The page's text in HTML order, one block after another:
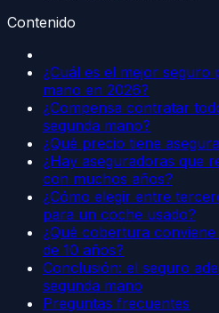
Contenido
¿Cuál es el mejor seguro
mano en 2026?
¿Compensa contratar
segunda mano?
¿Qué precio tiene
¿Hay aseguradoras que
con muchos años?
¿Cómo elegir entre
para un coche usado?
¿Qué cobertura
de 10 años?
Conclusión: el seguro
segunda mano
Preguntas frecuentes